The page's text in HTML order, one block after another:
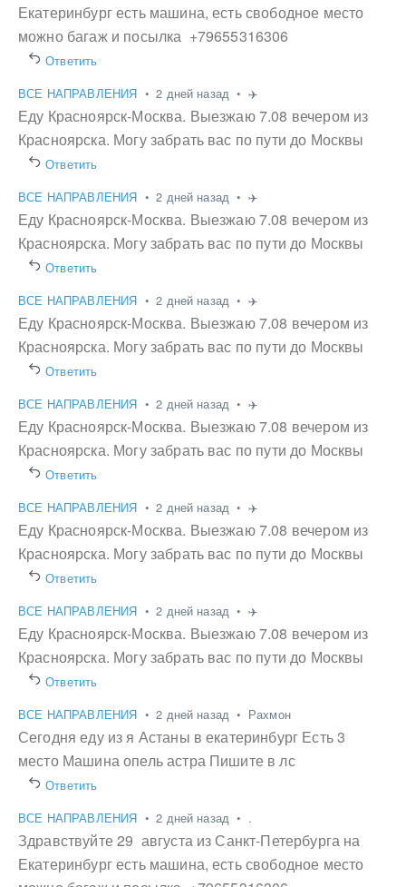
Екатеринбург есть машина, есть свободное место
можно багаж и посылка +79655316306
Ответить
ВСЕ НАПРАВЛЕНИЯ • 2 дней назад • ✈️
Еду Красноярск-Москва. Выезжаю 7.08 вечером из
Красноярска. Могу забрать вас по пути до Москвы
Ответить
ВСЕ НАПРАВЛЕНИЯ • 2 дней назад • ✈️
Еду Красноярск-Москва. Выезжаю 7.08 вечером из
Красноярска. Могу забрать вас по пути до Москвы
Ответить
ВСЕ НАПРАВЛЕНИЯ • 2 дней назад • ✈️
Еду Красноярск-Москва. Выезжаю 7.08 вечером из
Красноярска. Могу забрать вас по пути до Москвы
Ответить
ВСЕ НАПРАВЛЕНИЯ • 2 дней назад • ✈️
Еду Красноярск-Москва. Выезжаю 7.08 вечером из
Красноярска. Могу забрать вас по пути до Москвы
Ответить
ВСЕ НАПРАВЛЕНИЯ • 2 дней назад • ✈️
Еду Красноярск-Москва. Выезжаю 7.08 вечером из
Красноярска. Могу забрать вас по пути до Москвы
Ответить
ВСЕ НАПРАВЛЕНИЯ • 2 дней назад • ✈️
Еду Красноярск-Москва. Выезжаю 7.08 вечером из
Красноярска. Могу забрать вас по пути до Москвы
Ответить
ВСЕ НАПРАВЛЕНИЯ • 2 дней назад • Рахмон
Сегодня еду из я Астаны в екатеринбург Есть 3
место Машина опель астра Пишите в лс
Ответить
ВСЕ НАПРАВЛЕНИЯ • 2 дней назад • .
Здравствуйте 29 августа из Санкт-Петербурга на
Екатеринбург есть машина, есть свободное место